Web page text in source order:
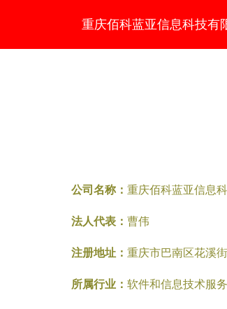
重庆佰科蓝亚信息科技有
公司名称： 重庆佰科蓝亚信息
法人代表： 曹伟
注册地址： 重庆市巴南区花溪
所属行业： 软件和信息技术服